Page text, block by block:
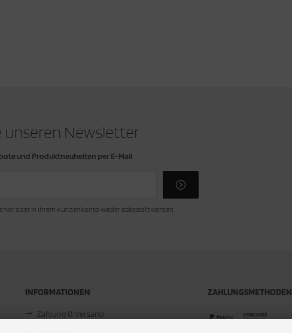
unseren Newsletter
und Produktneuheiten per E-Mail
oder in Ihrem Kundenkonto wieder abbestellt werden.
INFORMATIONEN
Zahlung & Versand
ZAHLUNGSMETHODEN